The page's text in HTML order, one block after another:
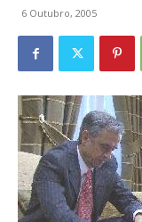
6 Outubro, 2005